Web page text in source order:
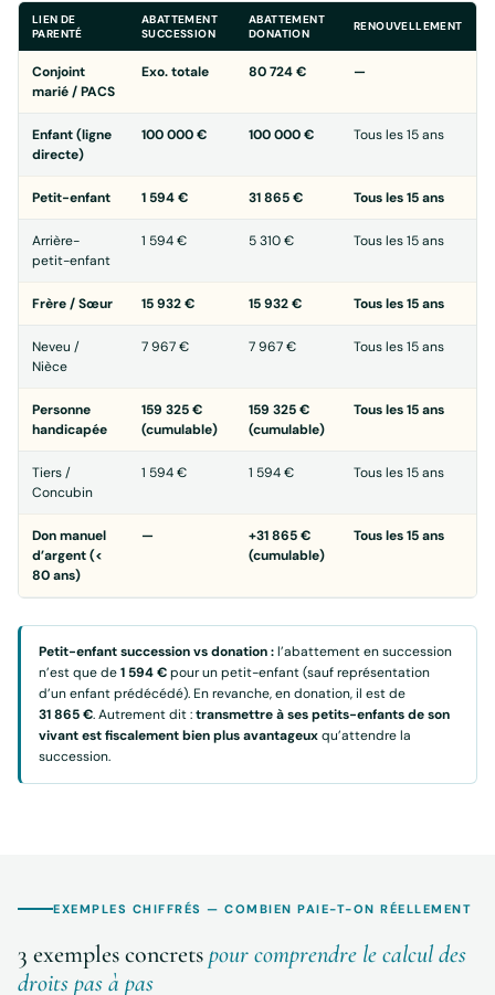
LIEN DE
PARENTÉ
ABATTEMENT
SUCCESSION
ABATTEMENT
DONATION
RENOUVELLEMENT
Conjoint
marié / PACS
Exo. totale 80 724 € —
Enfant (ligne
directe)
100 000 € 100 000 € Tous les 15 ans
Petit-enfant 1 594 € 31 865 € Tous les 15 ans
Arrière-
petit-enfant
1 594 € 5 310 € Tous les 15 ans
Frère / Sœur 15 932 € 15 932 € Tous les 15 ans
Neveu /
Nièce
7 967 € 7 967 € Tous les 15 ans
Personne
handicapée
159 325 €
(cumulable)
159 325 €
(cumulable)
Tous les 15 ans
Tiers /
Concubin
1 594 € 1 594 € Tous les 15 ans
Don manuel
d’argent (<
80 ans)
—
+31 865 €
(cumulable)
Tous les 15 ans
Petit-enfant succession vs donation :l’abattement en succession
n’est que de1 594 €pour un petit-enfant (sauf représentation
d’un enfant prédécédé). En revanche, en donation, il est de
31 865 €. Autrement dit :transmettre à ses petits-enfants de son
vivant est fiscalement bien plus avantageuxqu’attendre la
succession.
EXEMPLES CHIFFRÉS — COMBIEN PAIE-T-ON RÉELLEMENT
3 exemples concretspour comprendre le calcul des
droits pas à pas